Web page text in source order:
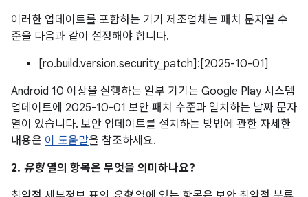
이러한 업데이트를 포함하는 기기 제조업체는 패치 문자열 수
준을 다음과 같이 설정해야 합니다.
[ro.build.version.security_patch]:[2025-10-01]
Android 10 이상을 실행하는 일부 기기는 Google Play 시스템
업데이트에 2025-10-01 보안 패치 수준과 일치하는 날짜 문자
열이 있습니다. 보안 업데이트를 설치하는 방법에 관한 자세한
내용은 이 도움말을 참조하세요.
2. 유형열의 항목은 무엇을 의미하나요?